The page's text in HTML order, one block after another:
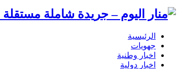
الرئيسية
جهويات
اخبار وطنية
اخبار دولية